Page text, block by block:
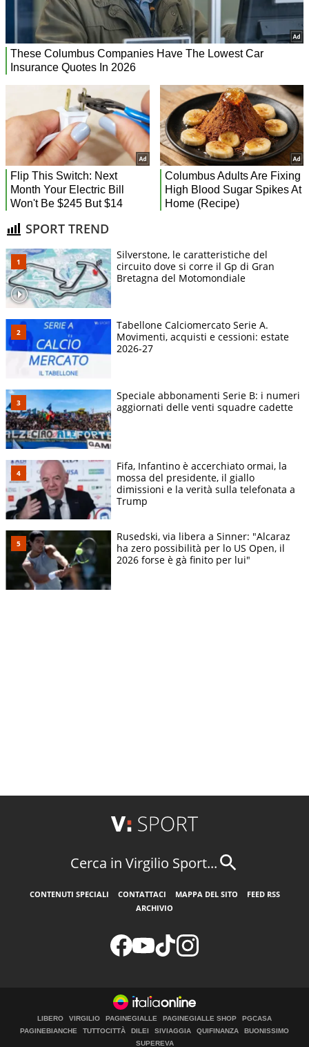
SPORT TREND
Silverstone, le caratteristiche del
circuito dove si corre il Gp di Gran
Bretagna del Motomondiale
Tabellone Calciomercato Serie A.
Movimenti, acquisti e cessioni: estate
2026-27
Speciale abbonamenti Serie B: i numeri
aggiornati delle venti squadre cadette
Fifa, Infantino è accerchiato ormai, la
mossa del presidente, il giallo
dimissioni e la verità sulla telefonata a
Trump
Rusedski, via libera a Sinner: "Alcaraz
ha zero possibilità per lo US Open, il
2026 forse è gà finito per lui"
Cerca in Virgilio Sport...
CONTENUTI SPECIALI CONTATTACI MAPPA DEL SITO
FEED RSS
ARCHIVIO
LIBERO VIRGILIO PAGINEGIALLE PAGINEGIALLE SHOP
PGCASA
PAGINEBIANCHE
TUTTOCITTÀ DILEI SIVIAGGIA QUIFINANZA
BUONISSIMO
SUPEREVA